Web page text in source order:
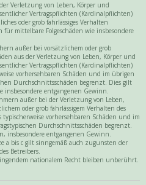
Verletzung von Leben, Körper und
Vertragspflichten (Kardinalpflichten)
oder grob fahrlässiges Verhalten
mittelbare Folgeschäden wie insbesondere
außer bei vorsätzlichem oder grob
aus der Verletzung von Leben, Körper und
Vertragspflichten (Kardinalpflichten)
vorhersehbaren Schäden und im übrigen
Durchschnittsschäden begrenzt. Dies gilt
insbesondere entgangenen Gewinn.
außer bei der Verletzung von Leben,
oder grob fahrlässigem Verhalten des
typischerweise vorhersehbaren Schäden und im
Durchschnittsschäden begrenzt.
insbesondere entgangenen Gewinn.
a bis c gilt sinngemäß auch zugunsten der
Betreibers.
nationalem Recht bleiben unberührt.